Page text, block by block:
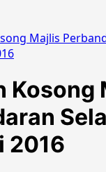
Majlis
Kosong
2016